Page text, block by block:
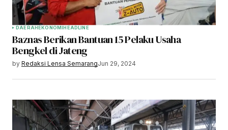
DAERAHEKONOMIHEADLINE
Baznas Berikan Bantuan 15 Pelaku Usaha
Bengkel di Jateng
by Redaksi Lensa SemarangJun 29, 2024